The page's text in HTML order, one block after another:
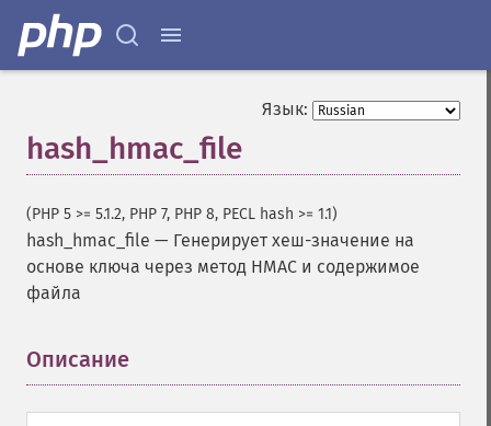
Язык:
hash_hmac_file
(PHP 5 >= 5.1.2, PHP 7, PHP 8, PECL hash >= 1.1)
hash_hmac_file — Генерирует хеш-значение на
основе ключа через метод HMAC и содержимое
файла
Описание